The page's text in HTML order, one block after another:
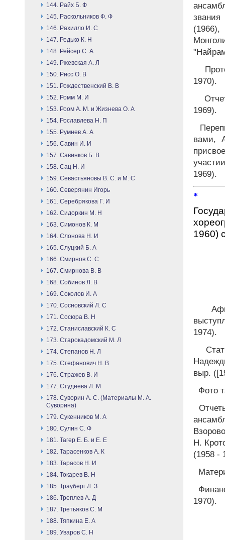
144. Райх Б. Ф
145. Раскольников Ф. Ф
146. Рахилло И. С
147. Редько К. Н
148. Рейсер С. А
149. Ржевская А. Л
150. Рисс О. В
151. Рождественский В. В
152. Ромм М. И
153. Роом А. М. и Жизнева О. А
154. Рославлева Н. П
155. Румнев А. А
156. Савин И. И
157. Савинков Б. В
158. Сац Н. И
159. Севастьяновы В. С. и М. С
160. Северянин Игорь
161. Серебрякова Г. И
162. Сидоркин М. Н
163. Симонов К. М
164. Слонова Н. И
165. Слуцкий Б. А
166. Смирнов С. С
167. Смирнова В. В
168. Собинов Л. В
169. Соколов И. А
170. Сосновский Л. С
171. Сосюра В. Н
172. Станиславский К. С
173. Старокадомский М. Л
174. Степанов Н. Л
175. Стефанович Н. В
176. Стражев В. И
177. Студнева Л. М
178. Суворин А. С. (Материалы М. А.
Суворина)
179. Сукенников М. А
180. Сулин С. Ф
181. Тагер Е. Б. и Е. Е
182. Тарасенков А. К
183. Тарасов Н. И
184. Токарев В. Н
185. Трауберг Л. З
186. Треплев А. Д
187. Третьяков С. М
188. Тяпкина Е. А
189. Уваров С. Н
(1966),
1970).
1969).
вами,
1969).
*
1960)
1974).
выр.
Фото
Н.
(1958 -
1970).